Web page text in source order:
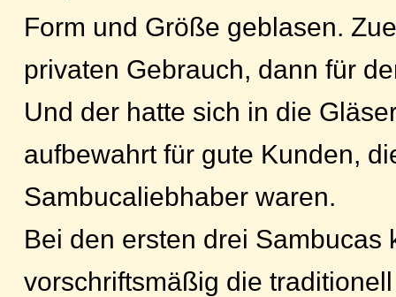
Form und Größe geblasen.
privaten Gebrauch, dann für
Und der hatte sich in die
aufbewahrt für gute Kunden,
Sambucaliebhaber waren.
Bei den ersten drei Sambucas
vorschriftsmäßig die